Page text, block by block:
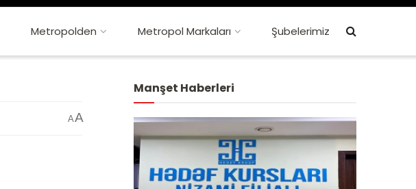
Metropolden Metropol Markaları Şubelerimiz
AA
Manşet Haberleri